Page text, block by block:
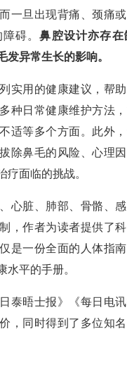
一旦出现背痛、颈痛或
障碍。鼻腔设计亦存在
发异常生长的影响。
实用的健康建议，帮
种日常健康维护方法
适等多个方面。此外
除鼻毛的风险、心理
疗面临的挑战。
心脏、肺部、骨骼、
，作者为读者提供了
是一份全面的人体指
水平的手册。
泰晤士报》《每日电
，同时得到了多位知